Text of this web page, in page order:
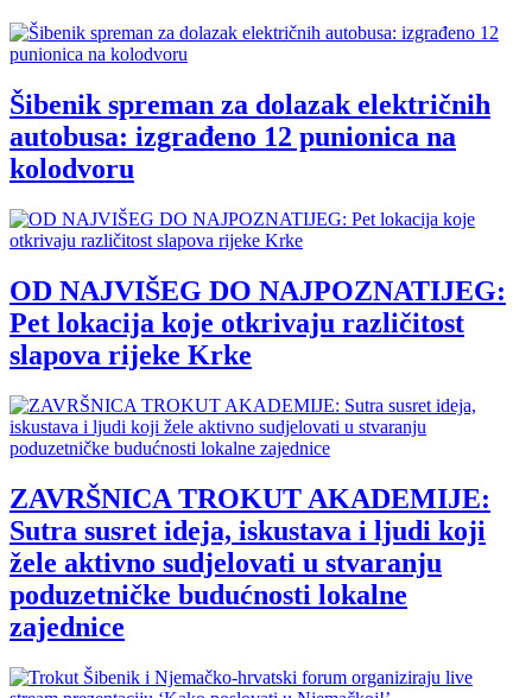
Šibenik spreman za dolazak električnih
autobusa: izgrađeno 12 punionica na
kolodvoru
OD NAJVIŠEG DO NAJPOZNATIJEG:
Pet lokacija koje otkrivaju različitost
slapova rijeke Krke
ZAVRŠNICA TROKUT AKADEMIJE:
Sutra susret ideja, iskustava i ljudi koji
žele aktivno sudjelovati u stvaranju
poduzetničke budućnosti lokalne
zajednice